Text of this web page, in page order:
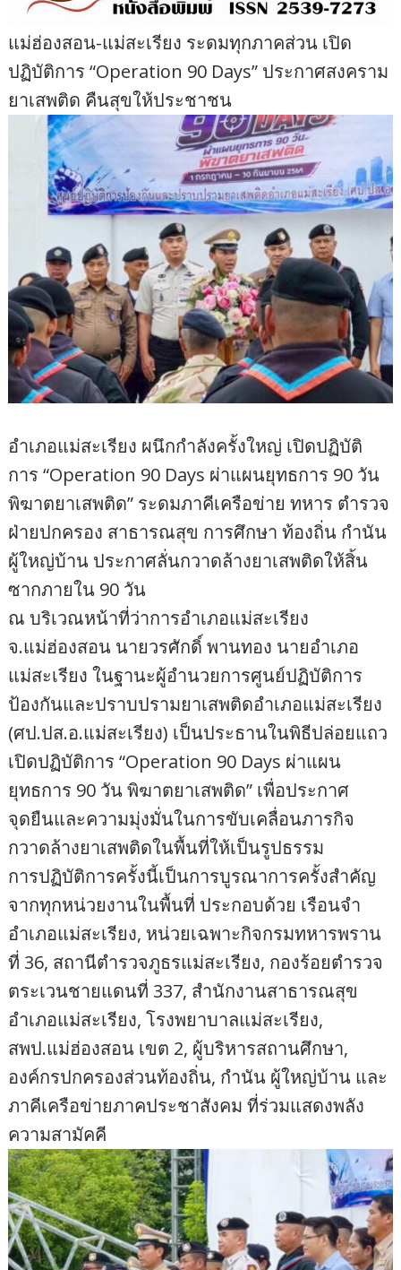
แม่ฮ่องสอน-แม่สะเรียง ระดมทุกภาคส่วน เปิด
ปฏิบัติการ “Operation 90 Days” ประกาศสงคราม
ยาเสพติด คืนสุขให้ประชาชน
อำเภอแม่สะเรียง ผนึกกำลังครั้งใหญ่ เปิดปฏิบัติ
การ “Operation 90 Days ผ่าแผนยุทธการ 90 วัน
พิฆาตยาเสพติด” ระดมภาคีเครือข่าย ทหาร ตำรวจ
ฝ่ายปกครอง สาธารณสุข การศึกษา ท้องถิ่น กำนัน
ผู้ใหญ่บ้าน ประกาศลั่นกวาดล้างยาเสพติดให้สิ้น
ซากภายใน 90 วัน
ณ บริเวณหน้าที่ว่าการอำเภอแม่สะเรียง
จ.แม่ฮ่องสอน นายวรศักดิ์ พานทอง นายอำเภอ
แม่สะเรียง ในฐานะผู้อำนวยการศูนย์ปฏิบัติการ
ป้องกันและปราบปรามยาเสพติดอำเภอแม่สะเรียง
(ศป.ปส.อ.แม่สะเรียง) เป็นประธานในพิธีปล่อยแถว
เปิดปฏิบัติการ “Operation 90 Days ผ่าแผน
ยุทธการ 90 วัน พิฆาตยาเสพติด” เพื่อประกาศ
จุดยืนและความมุ่งมั่นในการขับเคลื่อนภารกิจ
กวาดล้างยาเสพติดในพื้นที่ให้เป็นรูปธรรม
การปฏิบัติการครั้งนี้เป็นการบูรณาการครั้งสำคัญ
จากทุกหน่วยงานในพื้นที่ ประกอบด้วย เรือนจำ
อำเภอแม่สะเรียง, หน่วยเฉพาะกิจกรมทหารพราน
ที่ 36, สถานีตำรวจภูธรแม่สะเรียง, กองร้อยตำรวจ
ตระเวนชายแดนที่ 337, สำนักงานสาธารณสุข
อำเภอแม่สะเรียง, โรงพยาบาลแม่สะเรียง,
สพป.แม่ฮ่องสอน เขต 2, ผู้บริหารสถานศึกษา,
องค์กรปกครองส่วนท้องถิ่น, กำนัน ผู้ใหญ่บ้าน และ
ภาคีเครือข่ายภาคประชาสังคม ที่ร่วมแสดงพลัง
ความสามัคคี